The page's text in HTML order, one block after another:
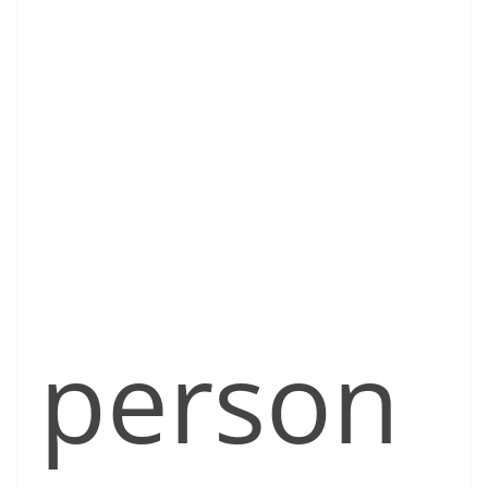
person